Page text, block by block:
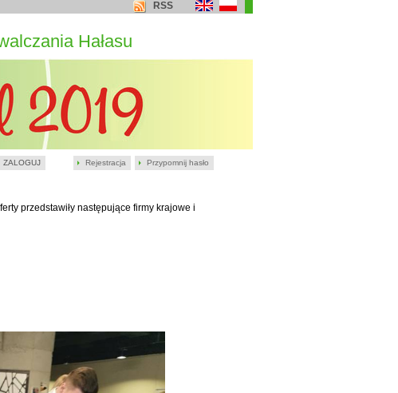
ZALOGUJ Rejestracja Przypomnij hasło
RSS
Hałasu
przedstawiły następujące firmy krajowe i